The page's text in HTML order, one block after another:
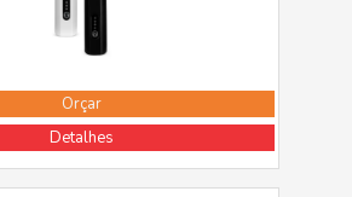
Orçar
Detalhes